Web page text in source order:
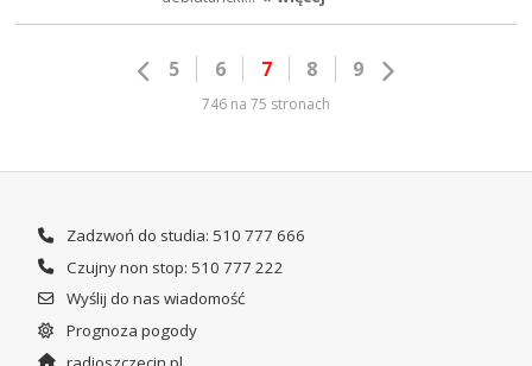
5 6 7 8 9
746 na 75 stronach
Zadzwoń do studia: 510 777 666
Czujny non stop: 510 777 222
Wyślij do nas wiadomość
Prognoza pogody